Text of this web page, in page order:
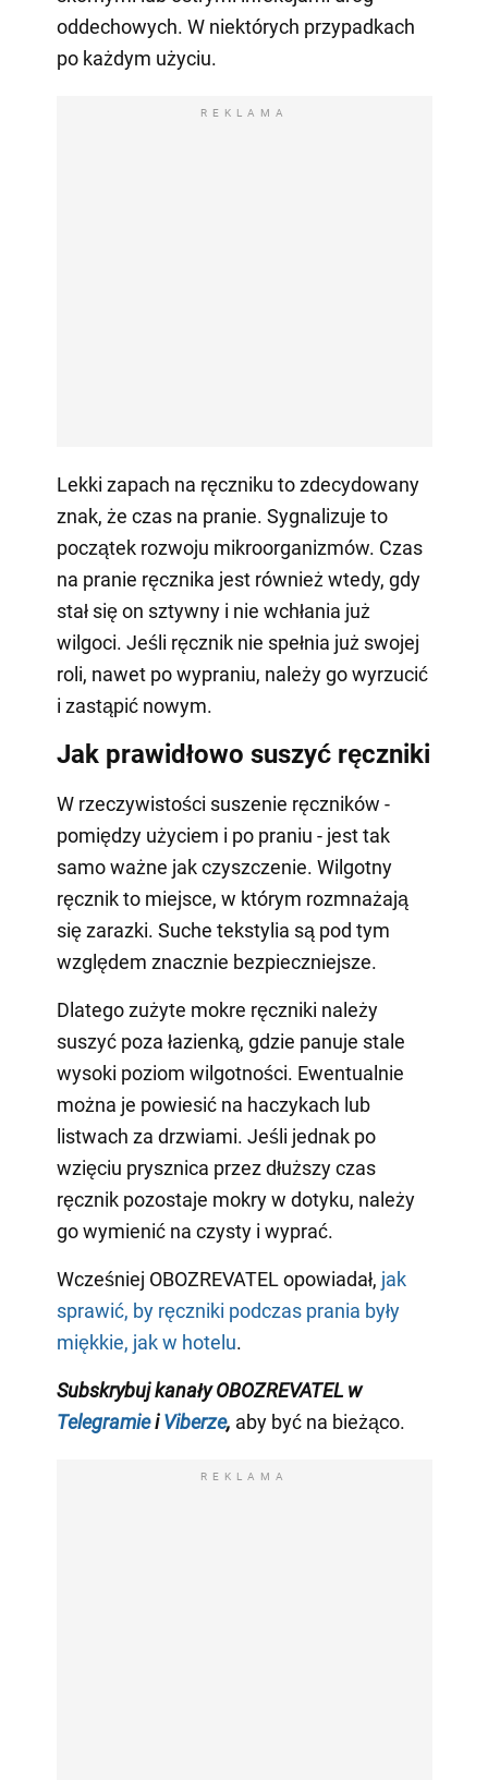
oddechowych. W niektórych przypadkach
po każdym użyciu.
REKLAMA
Lekki zapach na ręczniku to zdecydowany
znak, że czas na pranie. Sygnalizuje to
początek rozwoju mikroorganizmów. Czas
na pranie ręcznika jest również wtedy, gdy
stał się on sztywny i nie wchłania już
wilgoci. Jeśli ręcznik nie spełnia już swojej
roli, nawet po wypraniu, należy go wyrzucić
i zastąpić nowym.
Jak prawidłowo suszyć ręczniki
W rzeczywistości suszenie ręczników -
pomiędzy użyciem i po praniu - jest tak
samo ważne jak czyszczenie. Wilgotny
ręcznik to miejsce, w którym rozmnażają
się zarazki. Suche tekstylia są pod tym
względem znacznie bezpieczniejsze.
Dlatego zużyte mokre ręczniki należy
suszyć poza łazienką, gdzie panuje stale
wysoki poziom wilgotności. Ewentualnie
można je powiesić na haczykach lub
listwach za drzwiami. Jeśli jednak po
wzięciu prysznica przez dłuższy czas
ręcznik pozostaje mokry w dotyku, należy
go wymienić na czysty i wyprać.
Wcześniej OBOZREVATEL opowiadał, jak
sprawić, by ręczniki podczas prania były
miękkie, jak w hotelu.
Subskrybuj kanały OBOZREVATEL w
Telegramie i Viberze, aby być na bieżąco.
REKLAMA